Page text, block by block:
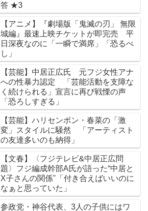
答 ★3
【アニメ】『劇場版「鬼滅の刃」 無限
城編』最速上映チケットが即完売 平
日深夜なのに「一瞬で満席」「恐るべ
し」
【芸能】中居正広氏 元フジ女性アナ
への性暴力認定 「芸能活動を支障な
く続けられる」宣言に再び戦慄の声
「恐ろしすぎる」
【芸能】ハリセンボン・春菜の「激
変」スタイルに騒然 「アーティスト
の友達多いのも納得」
【文春】〈フジテレビ&中居正広問
題〉フジ編成幹部A氏が語った“中居と
X子さんの関係"「付き合えばいいのに
なぁと思っていた」
参政党・神谷代表、3人の子供にはワ